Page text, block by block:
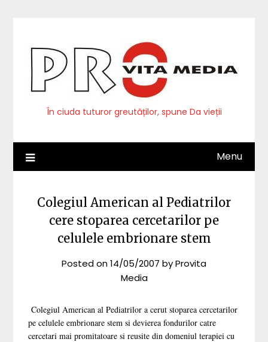
În ciuda tuturor greutăților, spune Da vieții
Menu
Colegiul American al Pediatrilor
cere stoparea cercetarilor pe
celulele embrionare stem
Posted on14/05/2007 byProvita
Media
Colegiul American al Pediatrilor a cerut stoparea cercetarilor
pe celulele embrionare stem si devierea fondurilor catre
cercetari mai promitatoare si reusite din domeniul terapiei cu